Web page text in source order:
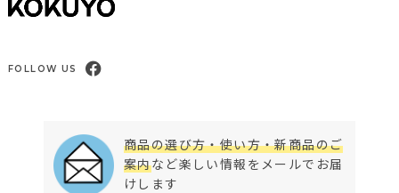
FOLLOW US
商品の選び方・使い方・新商品のご
案内など楽しい情報をメールでお届
けします